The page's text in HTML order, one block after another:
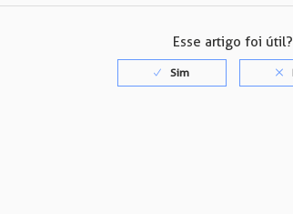
Esse artigo foi útil?